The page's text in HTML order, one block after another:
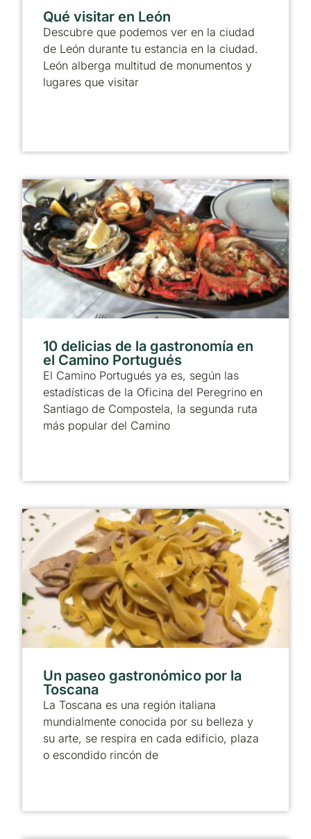
Qué visitar en León
Descubre que podemos ver en la ciudad
de León durante tu estancia en la ciudad.
León alberga multitud de monumentos y
lugares que visitar
10 delicias de la gastronomía en
el Camino Portugués
El Camino Portugués ya es, según las
estadísticas de la Oficina del Peregrino en
Santiago de Compostela, la segunda ruta
más popular del Camino
Un paseo gastronómico por la
Toscana
La Toscana es una región italiana
mundialmente conocida por su belleza y
su arte, se respira en cada edificio, plaza
o escondido rincón de